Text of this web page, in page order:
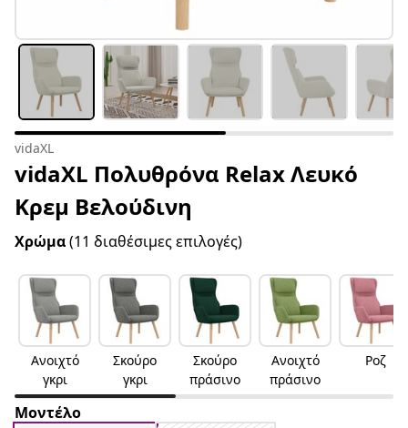
vidaXL
vidaXL Πολυθρόνα Relax Λευκό
Κρεμ Βελούδινη
Χρώμα(11 διαθέσιμες επιλογές)
Ανοιχτό
γκρι
Σκούρο
γκρι
Σκούρο
πράσινο
Ανοιχτό
πράσινο
Ροζ
Μοντέλο